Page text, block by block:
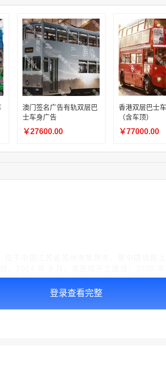
08:52:47 155****6115 联系了该媒体所在商家
15:18:49 173****0620 联系了该媒体所在商家
03:20:56 156****3374 联系了该媒体所在商家
15:42:33 158****0746
联系了该媒体所在商家
13:59:39 189****2617 联系了该媒体所在商家
12:40:20 177****7961 联系了该媒体所在商家
澳门签名广告有轨双层巴
士车身广告
￥27600.00
香港双层巴士
（含车顶）
￥77000.00
扩建北站房。截至 2023 年 10 月，常熟站总
登录查看完整